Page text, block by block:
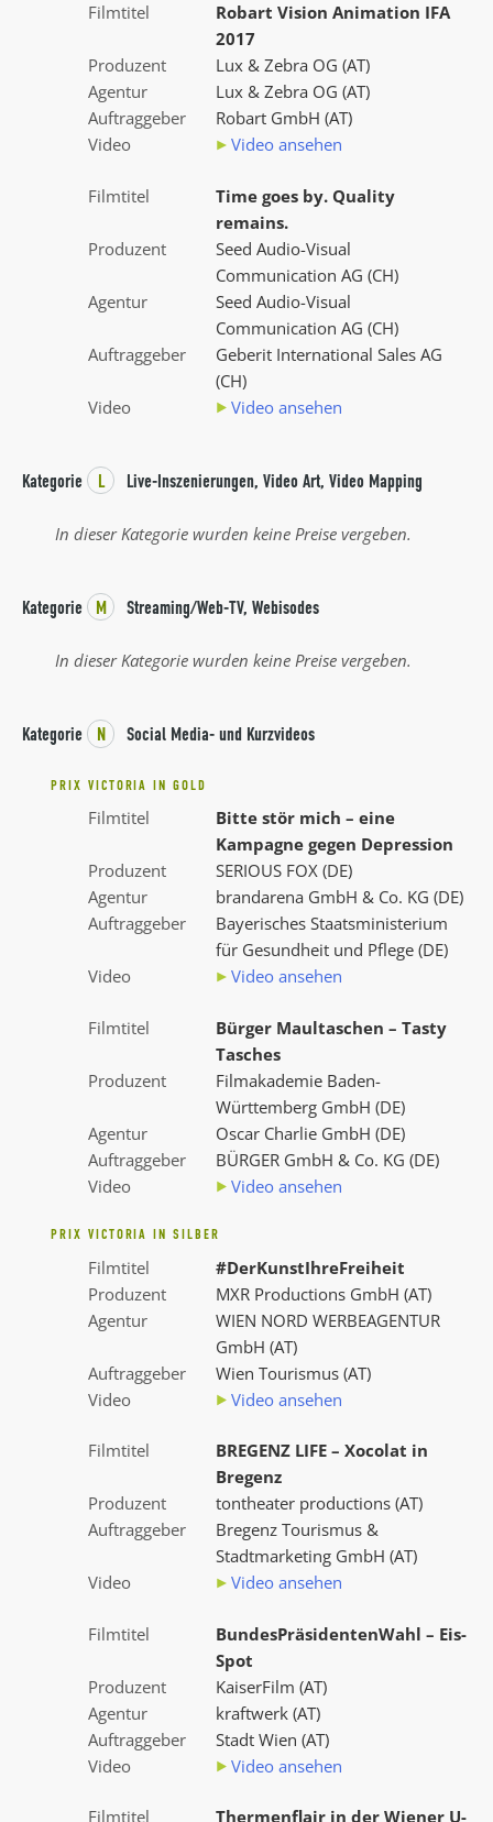
Filmtitel
Robart Vision Animation IFA
2017
Produzent
Lux & Zebra OG (AT)
Agentur
Lux & Zebra OG (AT)
Auftraggeber
Robart GmbH (AT)
Video
Video ansehen
Filmtitel
Time goes by. Quality
remains.
Produzent
Seed Audio-Visual
Communication AG (CH)
Agentur
Seed Audio-Visual
Communication AG (CH)
Auftraggeber
Geberit International Sales AG
(CH)
Video
Video ansehen
Kategorie L Live-Inszenierungen, Video Art, Video Mapping
In dieser Kategorie wurden keine Preise vergeben.
Kategorie M Streaming/Web-TV, Webisodes
In dieser Kategorie wurden keine Preise vergeben.
Kategorie N Social Media- und Kurzvideos
PRIX VICTORIA IN GOLD
Filmtitel
Bitte stör mich – eine
Kampagne gegen Depression
Produzent
SERIOUS FOX (DE)
Agentur
brandarena GmbH & Co. KG (DE)
Auftraggeber
Bayerisches Staatsministerium
für Gesundheit und Pflege (DE)
Video
Video ansehen
Filmtitel
Bürger Maultaschen – Tasty
Tasches
Produzent
Filmakademie Baden-
Württemberg GmbH (DE)
Agentur
Oscar Charlie GmbH (DE)
Auftraggeber
BÜRGER GmbH & Co. KG (DE)
Video
Video ansehen
PRIX VICTORIA IN SILBER
Filmtitel
#DerKunstIhreFreiheit
Produzent
MXR Productions GmbH (AT)
Agentur
WIEN NORD WERBEAGENTUR
GmbH (AT)
Auftraggeber
Wien Tourismus (AT)
Video
Video ansehen
Filmtitel
BREGENZ LIFE – Xocolat in
Bregenz
Produzent
tontheater productions (AT)
Auftraggeber
Bregenz Tourismus &
Stadtmarketing GmbH (AT)
Video
Video ansehen
Filmtitel
BundesPräsidentenWahl – Eis-
Spot
Produzent
KaiserFilm (AT)
Agentur
kraftwerk (AT)
Auftraggeber
Stadt Wien (AT)
Video
Video ansehen
Filmtitel Thermenflair in der Wiener U-